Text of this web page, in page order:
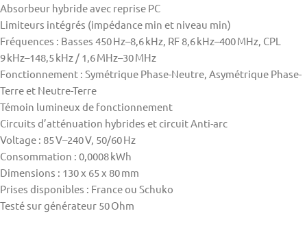
Absorbeur hybride avec reprise PC
Limiteurs intégrés (impédance min et niveau min)
Fréquences : Basses 450 Hz–8,6 kHz, RF 8,6 kHz–400 MHz, CPL
9 kHz–148,5 kHz / 1,6 MHz–30 MHz
Fonctionnement : Symétrique Phase-Neutre, Asymétrique Phase-
Terre et Neutre-Terre
Témoin lumineux de fonctionnement
Circuits d’atténuation hybrides et circuit Anti-arc
Voltage : 85 V–240 V, 50/60 Hz
Consommation : 0,0008 kWh
Dimensions : 130 x 65 x 80 mm
Prises disponibles : France ou Schuko
Testé sur générateur 50 Ohm